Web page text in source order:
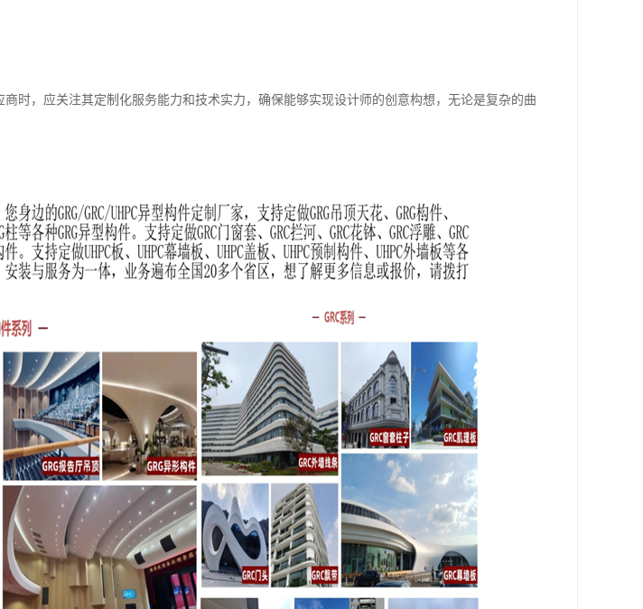
时，应关注其定制化服务能力和技术实力，确保能够实现设计师的创意构想，无论是复杂的曲